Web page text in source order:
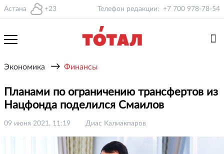
Астана +23 Телефон редакции: +7 700 978-78-54
Экономика → Финансы
Планами по ограничению трансфертов из
Нацфонда поделился Смаилов
09 июня 2021, 11:19 Диас Калиакпаров